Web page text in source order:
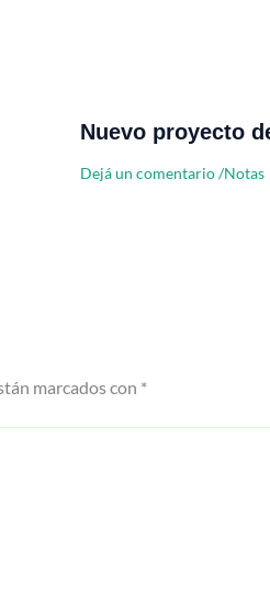
Nuevo proyecto
Dejá un comentario /Notas
marcados con *